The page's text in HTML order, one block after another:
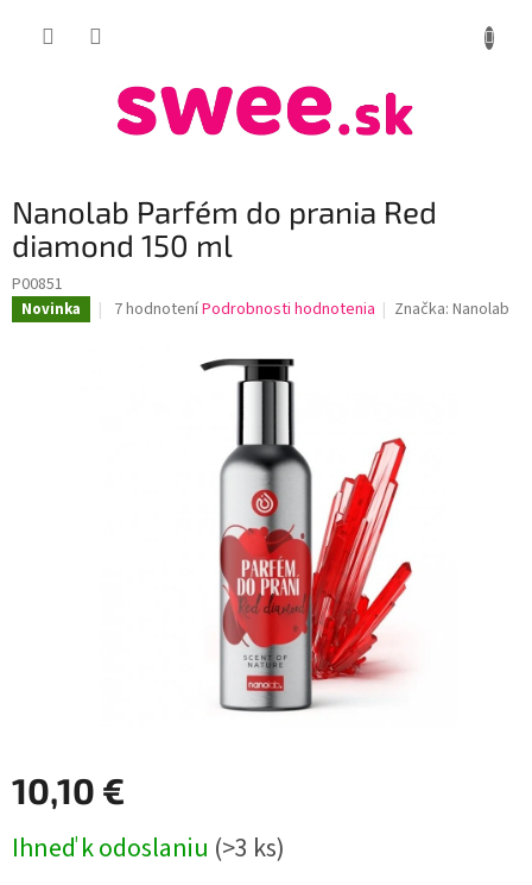
Nanolab Parfém do prania Red
diamond 150 ml
P00851
Novinka
Priemerné
7 hodnoteníPodrobnosti hodnotenia Značka:Nanolab
10,10 €
cena:
Ihneď k odoslaniu (>3 ks)